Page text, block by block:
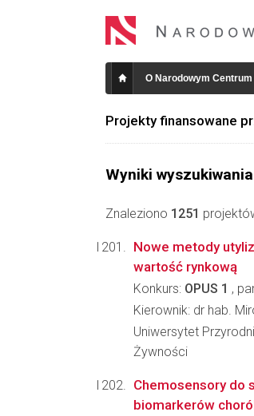
O Narodowym
Projekty finansowane
Wyniki wyszukiwania
Znaleziono 1251
Nowe metody
wartość rynkową
Konkurs: OPUS 1 ,
Kierownik: dr hab.
Uniwersytet
Żywności
Chemosensory do
biomarkerów